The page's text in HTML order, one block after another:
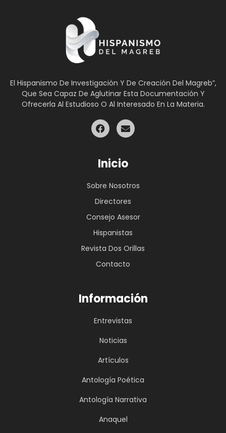
El Hispanismo De Investigación Y De Creación Del Magreb”,
Que Sea Capaz De Aglutinar Esta Documentación Y
Ofrecerla Al Estudioso O Al Interesado En La Materia.
Inicio
Sobre Nosotros
Directores
Consejo Asesor
Hispanistas
Revista Dos Orillas
Contacto
Información
Entrevistas
Noticias
Artículos
Antología Poética
Antología Narrativa
Anaquel